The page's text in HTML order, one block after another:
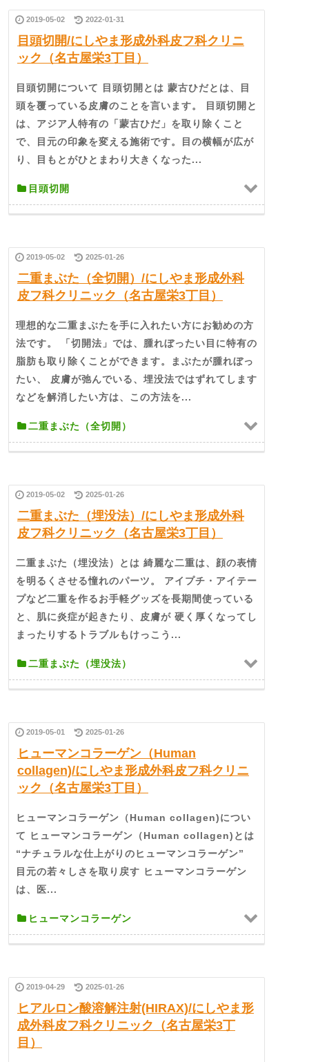
2019-05-02 2022-01-31
目頭切開/にしやま形成外科皮フ科クリニ
ック（名古屋栄3丁目）
目頭切開について 目頭切開とは 蒙古ひだとは、目
頭を覆っている皮膚のことを言います。 目頭切開と
は、アジア人特有の「蒙古ひだ」を取り除くこと
で、目元の印象を変える施術です。目の横幅が広が
り、目もとがひとまわり大きくなった...
目頭切開
2019-05-02 2025-01-26
二重まぶた（全切開）/にしやま形成外科
皮フ科クリニック（名古屋栄3丁目）
理想的な二重まぶたを手に入れたい方にお勧めの方
法です。 「切開法」では、腫れぼったい目に特有の
脂肪も取り除くことができます。まぶたが腫れぼっ
たい、 皮膚が弛んでいる、埋没法ではずれてします
などを解消したい方は、この方法を...
二重まぶた（全切開）
2019-05-02 2025-01-26
二重まぶた（埋没法）/にしやま形成外科
皮フ科クリニック（名古屋栄3丁目）
二重まぶた（埋没法）とは 綺麗な二重は、顔の表情
を明るくさせる憧れのパーツ。 アイプチ・アイテー
プなど二重を作るお手軽グッズを長期間使っている
と、肌に炎症が起きたり、皮膚が 硬く厚くなってし
まったりするトラブルもけっこう...
二重まぶた（埋没法）
2019-05-01 2025-01-26
ヒューマンコラーゲン（Human
collagen)/にしやま形成外科皮フ科クリニ
ック（名古屋栄3丁目）
ヒューマンコラーゲン（Human collagen)につい
て ヒューマンコラーゲン（Human collagen)とは
“ナチュラルな仕上がりのヒューマンコラーゲン”
目元の若々しさを取り戻す ヒューマンコラーゲン
は、医...
ヒューマンコラーゲン
2019-04-29 2025-01-26
ヒアルロン酸溶解注射(HIRAX)/にしやま形
成外科皮フ科クリニック（名古屋栄3丁
目）